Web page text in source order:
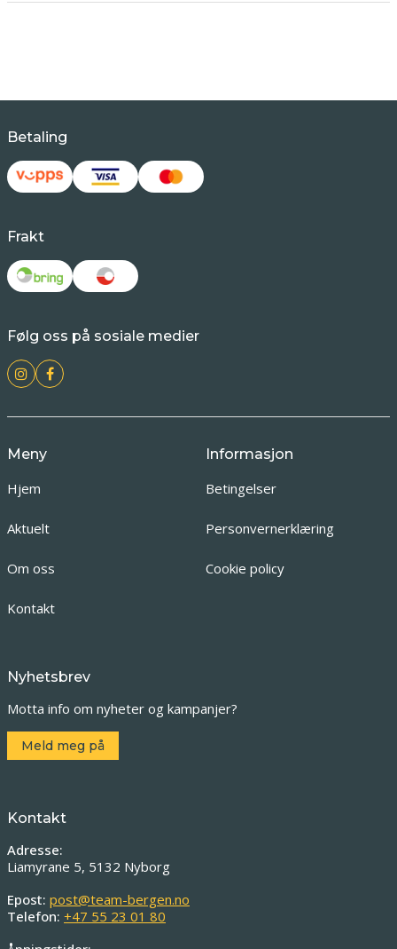
Betaling
Frakt
Følg oss på sosiale medier
Meny
Hjem
Aktuelt
Om oss
Kontakt
Informasjon
Betingelser
Personvernerklæring
Cookie policy
Nyhetsbrev
Motta info om nyheter og kampanjer?
Meld meg på
Kontakt
Adresse:
Liamyrane 5, 5132 Nyborg
Epost: post@team-bergen.no
Telefon: +47 55 23 01 80